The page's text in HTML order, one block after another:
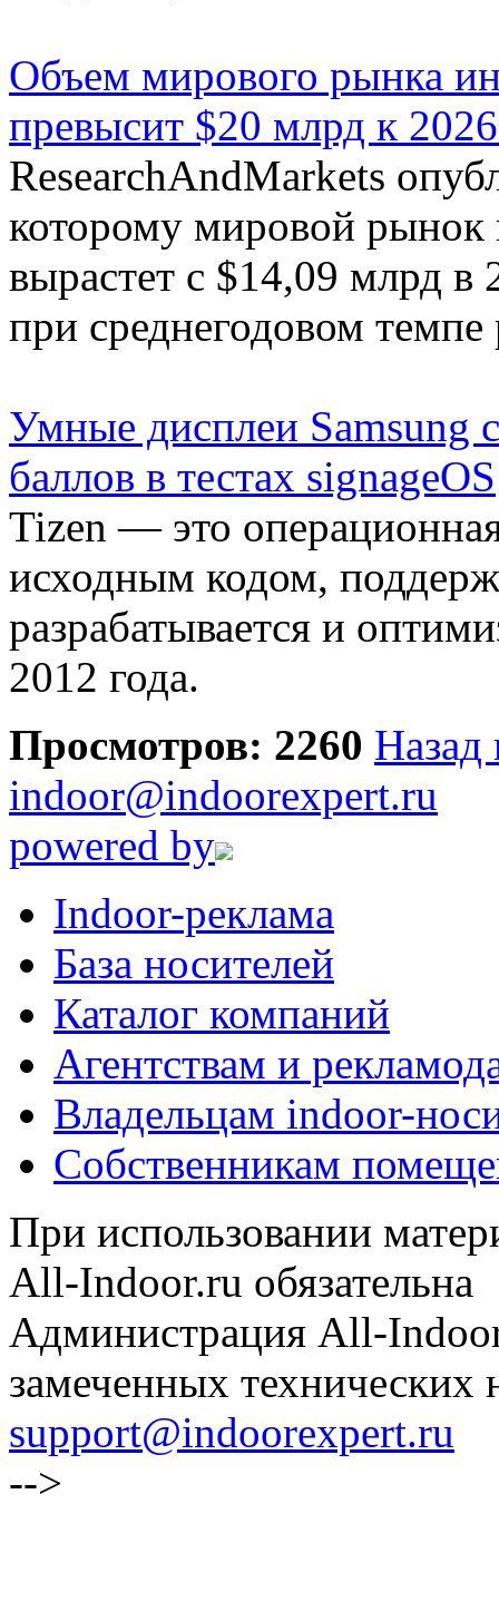
Объем мирового рынка
превысит $20 млрд к
ResearchAndMarkets
которому мировой рынок
вырастет с $14,09 млрд в
при среднегодовом
Умные дисплеи Samsung
баллов в тестах signageOS
Tizen — это
исходным кодом,
разрабатывается и
2012 года.
Просмотров: 2260 Назад
indoor@indoorexpert.ru
powered by
Indoor-реклама
База носителей
Каталог компаний
Агентствам и
Владельцам indoor-
Собственникам
При использовании
All-Indoor.ru обязательна
Администрация All-
замеченных технических
support@indoorexpert.ru
-->